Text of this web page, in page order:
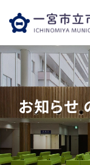
お知らせ